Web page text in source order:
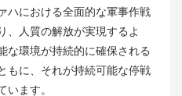
ハにおける全面的な軍事作戦
、人質の解放が実現するよ
な環境が持続的に確保される
もに、それが持続可能な停戦
ます。